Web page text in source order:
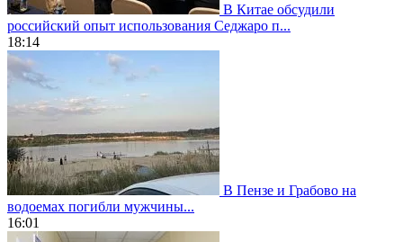
В Китае обсудили
российский опыт использования Седжаро п...
18:14
В Пензе и Грабово на
водоемах погибли мужчины...
16:01